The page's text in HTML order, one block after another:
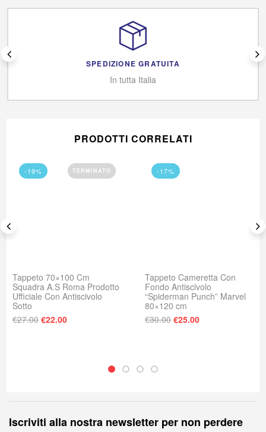
SPEDIZIONE GRATUITA
In tutta Italia
PRODOTTI CORRELATI
€30.00.
€25.00.
-19% TERMINATO
Tappeto 70×100 Cm
Squadra A.S Roma Prodotto
Ufficiale Con Antiscivolo
Sotto
€27.00 Il prezzo originale era: €27.00.
€22.00Il prezzo attuale è: €22.00.
-17%
Tappeto Cameretta Con
Fondo Antiscivolo
“Spiderman Punch” Marvel
80×120 cm
€30.00 Il prezzo originale
€25.00Il prezzo
Iscriviti alla nostra newsletter per non perdere